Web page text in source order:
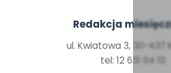
Redakcja
ul. Kwiatowa 3, 30-437
tel: 12 631 04 10